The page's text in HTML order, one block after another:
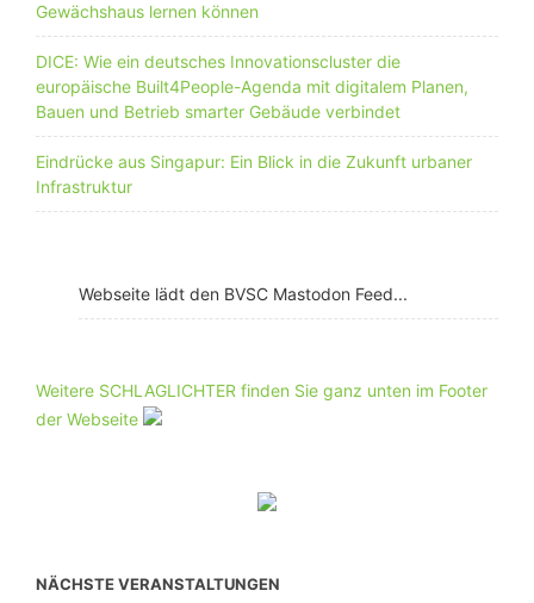
Gewächshaus lernen können
DICE: Wie ein deutsches Innovationscluster die
europäische Built4People-Agenda mit digitalem Planen,
Bauen und Betrieb smarter Gebäude verbindet
Eindrücke aus Singapur: Ein Blick in die Zukunft urbaner
Infrastruktur
Webseite lädt den BVSC Mastodon Feed...
Weitere SCHLAGLICHTER finden Sie ganz unten im Footer
der Webseite
NÄCHSTE VERANSTALTUNGEN